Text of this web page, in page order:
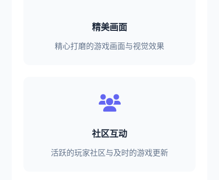
精美画面
精心打磨的游戏画面与视觉效果
社区互动
活跃的玩家社区与及时的游戏更新